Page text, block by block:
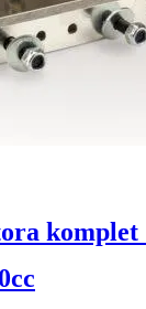
komplet